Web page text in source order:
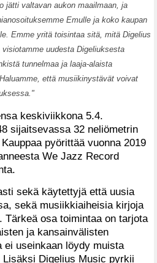
jätti valtavan aukon maailmaan, ja
Emulle ja koko kaupan
Emme yritä toisintaa sitä, mitä Digelius
uudesta Digeliuksesta
tunnelmaa ja laaja-alaista
että musiikinystävät voivat
keskiviikkona 5.4.
sijaitsevassa 32 neliömetrin
pyörittää vuonna 2019
We Jazz Record
sekä käytettyjä että uusia
sekä musiikkiaiheisia kirjoja
Tärkeä osa toimintaa on tarjota
ja kansainvälisten
useinkaan löydy muista
Digelius Music pyrkii